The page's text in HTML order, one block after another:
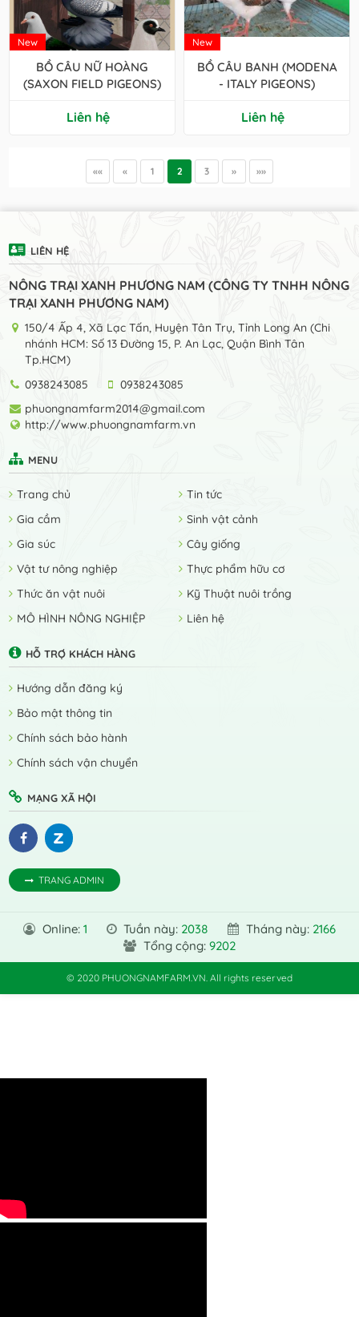
New
BỒ CÂU NỮ HOÀNG
(SAXON FIELD PIGEONS)
Liên hệ
New
BỒ CÂU BANH (MODENA
- ITALY PIGEONS)
Liên hệ
«« « 1 2 3 » »»
LIÊN HỆ
NÔNG TRẠI XANH PHƯƠNG NAM (CÔNG TY TNHH NÔNG
TRẠI XANH PHƯƠNG NAM)
150/4 Ấp 4, Xã Lạc Tấn, Huyện Tân Trụ, Tỉnh Long An (Chi
nhánh HCM: Số 13 Đường 15, P. An Lạc, Quận Bình Tân
Tp.HCM)
0938243085
0938243085
phuongnamfarm2014@gmail.com
http://www.phuongnamfarm.vn
MENU
Trang chủ
Tin tức
Gia cầm
Sinh vật cảnh
Gia súc
Cây giống
Vật tư nông nghiệp
Thực phẩm hữu cơ
Thức ăn vật nuôi
Kỹ Thuật nuôi trồng
MÔ HÌNH NÔNG NGHIỆP
Liên hệ
HỖ TRỢ KHÁCH HÀNG
Hướng dẫn đăng ký
Bảo mật thông tin
Chính sách bảo hành
Chính sách vận chuyển
MẠNG XÃ HỘI
TRANG ADMIN
Online: 1 Tuần này: 2038 Tháng này: 2166
Tổng cộng: 9202
© 2020 PHUONGNAMFARM.VN. All rights reserved